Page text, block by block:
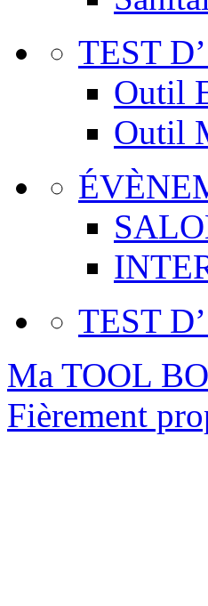
TEST
Outil
Outil
TEST
Ma TOOL
Fièrement